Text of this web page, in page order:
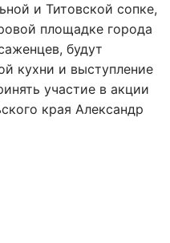
и Титовской сопке,
площадке города
будут
кухни и выступление
участие в акции
края Александр